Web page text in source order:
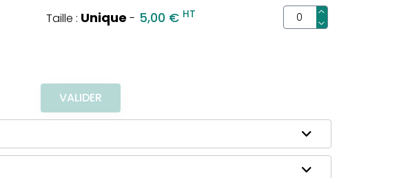
Taille : Unique - 5,00 € HT
VALIDER